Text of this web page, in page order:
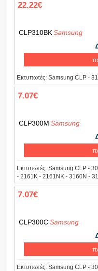
22.22€
CLP310BKSamsung
Εκτυπωτές: Samsung CLP -
7.07€
CLP300M Samsung
Εκτυπωτές: Samsung CLP -
- 2161K - 2161NK - 3160N -
7.07€
CLP300CSamsung
Εκτυπωτές: Samsung CLP -